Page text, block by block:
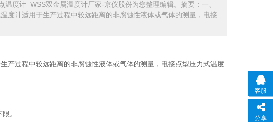
温度计_WSS双金属温度计厂家-京仪股份为您整理编辑。摘要：一、
度计适用于生产过程中较远距离的非腐蚀性液体或气体的测量，电接
产过程中较远距离的非腐蚀性液体或气体的测量，电接点型压力式温度
。
客服
分享